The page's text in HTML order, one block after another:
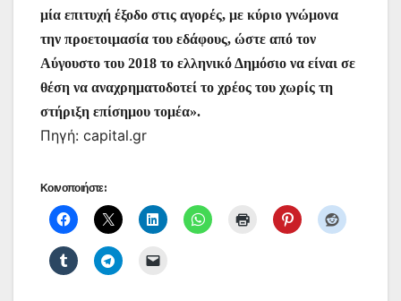
μία επιτυχή έξοδο στις αγορές, με κύριο γνώμονα
την προετοιμασία του εδάφους, ώστε από τον
Αύγουστο του 2018 το ελληνικό Δημόσιο να είναι σε
θέση να αναχρηματοδοτεί το χρέος του χωρίς τη
στήριξη επίσημου τομέα».
Πηγή: capital.gr
Κοινοποιήστε: